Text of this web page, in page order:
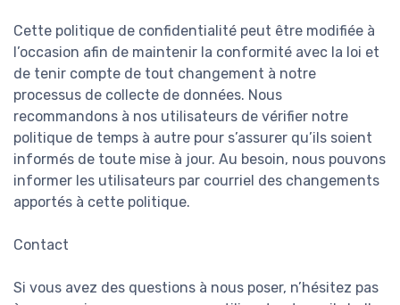
Cette politique de confidentialité peut être modifiée à
l’occasion afin de maintenir la conformité avec la loi et
de tenir compte de tout changement à notre
processus de collecte de données. Nous
recommandons à nos utilisateurs de vérifier notre
politique de temps à autre pour s’assurer qu’ils soient
informés de toute mise à jour. Au besoin, nous pouvons
informer les utilisateurs par courriel des changements
apportés à cette politique.
Contact
Si vous avez des questions à nous poser, n’hésitez pas